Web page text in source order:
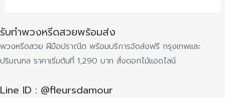
รับทำพวงหรีดสวยพร้อมส่ง
พวงหรีดสวย ฝีมือปราณีต พร้อมบริการจัดส่งฟรี กรุงเทพและ
ปริมณฑล ราคาเริ่มต้นที่ 1,290 บาท สั่งดอกไม้แอดไลน์
Line ID : @fleursdamour